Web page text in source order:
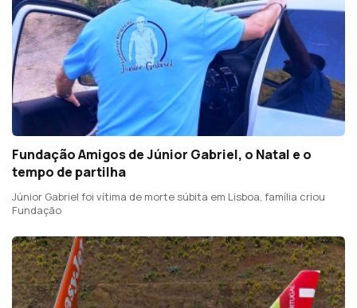
Fundação Amigos de Júnior Gabriel, o Natal e o
tempo de partilha
Júnior Gabriel foi vítima de morte súbita em Lisboa, família criou
Fundação